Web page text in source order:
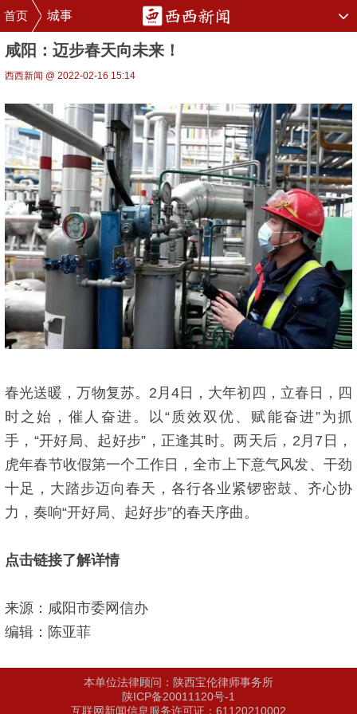
首页 城事
咸阳：迈步春天向未来！
西西新闻 @ 2022-02-16 15:14
春光送暖，万物复苏。2月4日，大年初四，立春日，四
时之始，催人奋进。以“质效双优、赋能奋进”为抓
手，“开好局、起好步”，正逢其时。两天后，2月7日，
虎年春节收假第一个工作日，全市上下意气风发、干劲
十足，大踏步迈向春天，各行各业紧锣密鼓、齐心协
力，奏响“开好局、起好步”的春天序曲。
点击链接了解详情
来源：咸阳市委网信办
编辑：陈亚菲
本单位法律顾问：陕西宝伦律师事务所
陕ICP备20011120号-1
互联网新闻信息服务许可证：61120210002